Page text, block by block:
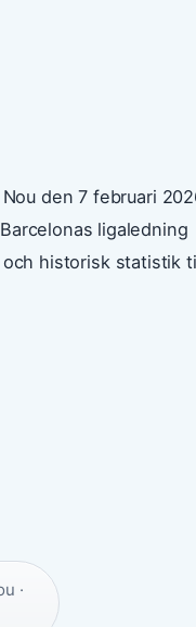
den 7 februari
ligaledning
historisk statistik
·